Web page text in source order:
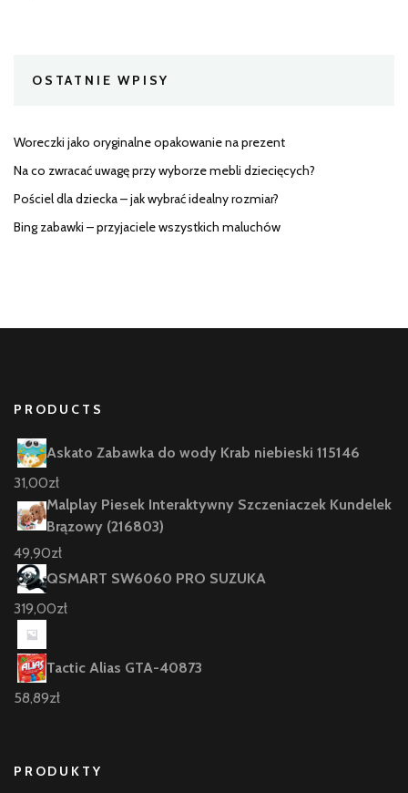
OSTATNIE WPISY
Woreczki jako oryginalne opakowanie na prezent
Na co zwracać uwagę przy wyborze mebli dziecięcych?
Pościel dla dziecka – jak wybrać idealny rozmiar?
Bing zabawki – przyjaciele wszystkich maluchów
PRODUCTS
Askato Zabawka do wody Krab niebieski 115146
31,00zł
Malplay Piesek Interaktywny Szczeniaczek Kundelek
Brązowy (216803)
49,90zł
QSMART SW6060 PRO SUZUKA
319,00zł
Tactic Alias GTA-40873
58,89zł
PRODUKTY